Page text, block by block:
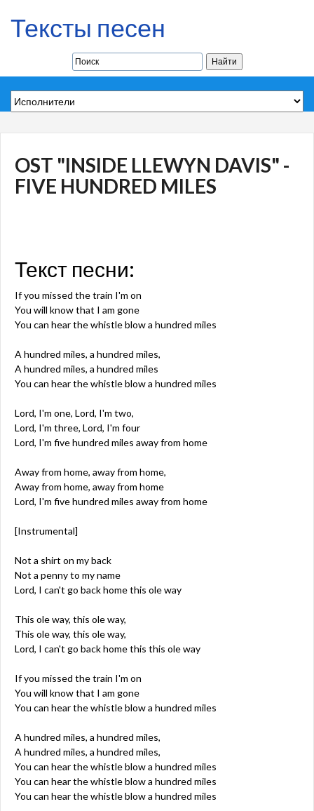
Тексты песен
OST "INSIDE LLEWYN DAVIS" -
FIVE HUNDRED MILES
Текст песни:
If you missed the train I'm on
You will know that I am gone
You can hear the whistle blow a hundred miles
A hundred miles, a hundred miles,
A hundred miles, a hundred miles
You can hear the whistle blow a hundred miles
Lord, I'm one, Lord, I'm two,
Lord, I'm three, Lord, I'm four
Lord, I'm five hundred miles away from home
Away from home, away from home,
Away from home, away from home
Lord, I'm five hundred miles away from home
[Instrumental]
Not a shirt on my back
Not a penny to my name
Lord, I can't go back home this ole way
This ole way, this ole way,
This ole way, this ole way,
Lord, I can't go back home this this ole way
If you missed the train I'm on
You will know that I am gone
You can hear the whistle blow a hundred miles
A hundred miles, a hundred miles,
A hundred miles, a hundred miles,
You can hear the whistle blow a hundred miles
You can hear the whistle blow a hundred miles
You can hear the whistle blow a hundred miles